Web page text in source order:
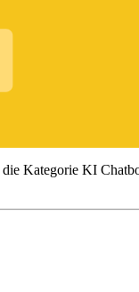
Kategorie KI